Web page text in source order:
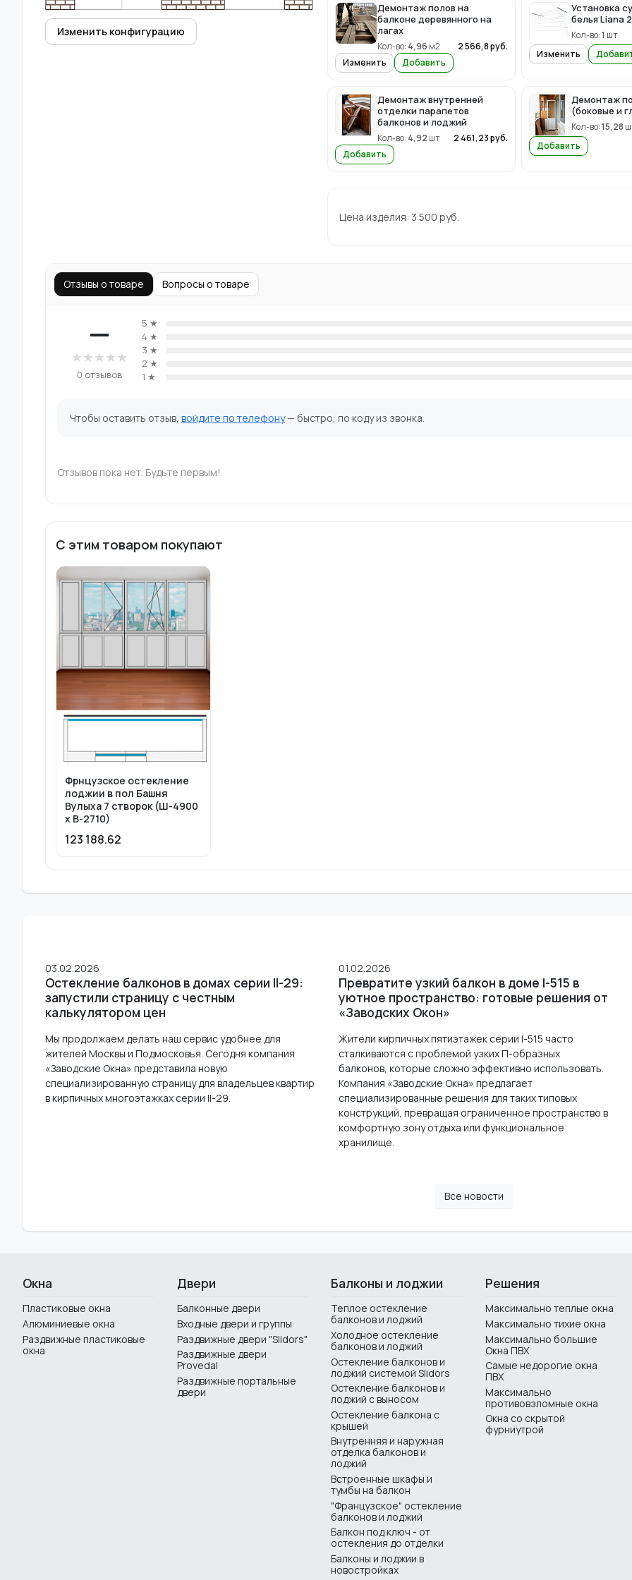
Изменить конфигурацию
Демонтаж полов на
балконе деревянного на
лагах
Кол-во: 4,96 м2 2 566,8руб.
Изменить
Добавить
Установка
белья Liana
Кол-во:1 шт
Изменить
Демонтаж внутренней
отделки парапетов
балконов и лоджий
Кол-во: 4,92 шт 2 461,23руб.
Добавить
Демонтаж
(боковые и
Кол-во:15,28
Добавить
Цена изделия: 3 500 руб.
Отзывы о товаре Вопросы о товаре
—
★★★★★
0 отзывов
5 ★
4 ★
3 ★
2 ★
1 ★
Чтобы оставить отзыв, войдите по телефону— быстро, по коду из звонка.
Отзывов пока нет. Будьте первым!
С этим товаром покупают
Фрнцузское остекление
лоджии в пол Башня
Вулыха 7 створок (Ш-4900
х В-2710)
123 188.62
03.02.2026
Остекление балконов в домах серии II-29:
запустили страницу с честным
калькулятором цен
Мы продолжаем делать наш сервис удобнее для
жителей Москвы и Подмосковья. Сегодня компания
«Заводские Окна» представила новую
специализированную страницу для владельцев квартир
в кирпичных многоэтажках серии II-29.
01.02.2026
Превратите узкий балкон в доме I-515 в
уютное пространство: готовые решения от
«Заводских Окон»
Жители кирпичных пятиэтажек серии I-515 часто
сталкиваются с проблемой узких П-образных
балконов, которые сложно эффективно использовать.
Компания «Заводские Окна» предлагает
специализированные решения для таких типовых
конструкций, превращая ограниченное пространство в
комфортную зону отдыха или функциональное
хранилище.
Все новости
Окна
Пластиковые окна
Алюминиевые окна
Раздвижные пластиковые
окна
Двери
Балконные двери
Входные двери и группы
Раздвижные двери "Slidors"
Раздвижные двери
Provedal
Раздвижные портальные
двери
Балконы и лоджии
Теплое остекление
балконов и лоджий
Холодное остекление
балконов и лоджий
Остекление балконов и
лоджий системой Slidors
Остекление балконов и
лоджий с выносом
Остекление балкона с
крышей
Внутренняя и наружная
отделка балконов и
лоджий
Встроенные шкафы и
тумбы на балкон
"Французское" остекление
балконов и лоджий
Балкон под ключ - от
остекления до отделки
Балконы и лоджии в
новостройках
Решения
Максимально теплые окна
Максимально тихие окна
Максимально большие
Окна ПВХ
Самые недорогие окна
ПВХ
Максимально
противовзломные окна
Окна со скрытой
фурниутрой